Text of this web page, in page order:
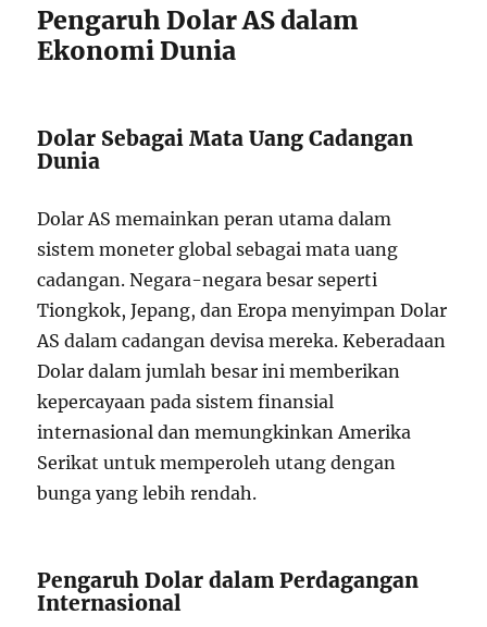
Pengaruh Dolar AS dalam
Ekonomi Dunia
Dolar Sebagai Mata Uang Cadangan
Dunia
Dolar AS memainkan peran utama dalam
sistem moneter global sebagai mata uang
cadangan. Negara-negara besar seperti
Tiongkok, Jepang, dan Eropa menyimpan Dolar
AS dalam cadangan devisa mereka. Keberadaan
Dolar dalam jumlah besar ini memberikan
kepercayaan pada sistem finansial
internasional dan memungkinkan Amerika
Serikat untuk memperoleh utang dengan
bunga yang lebih rendah.
Pengaruh Dolar dalam Perdagangan
Internasional